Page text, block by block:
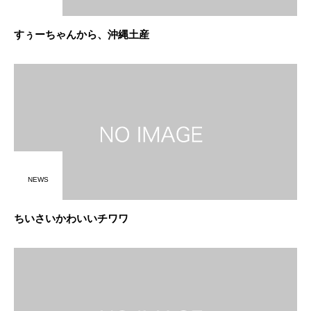
すぅーちゃんから、沖縄土産
NEWS
ちいさいかわいいチワワ